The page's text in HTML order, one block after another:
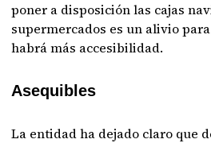
poner a disposición las cajas
supermercados es un alivio
habrá más accesibilidad.
Asequibles
La entidad ha dejado claro que